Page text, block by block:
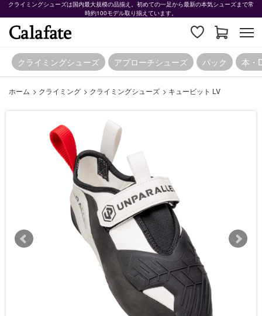
クライミングシューズは国内最大規模の品揃え。初めての一足から最新の本気シューズまで常
時約100モデル取り揃えています。
クライミングシューズ アプローチシューズ パック 本・
ホーム > クライミング > クライミングシューズ > キュービット LV